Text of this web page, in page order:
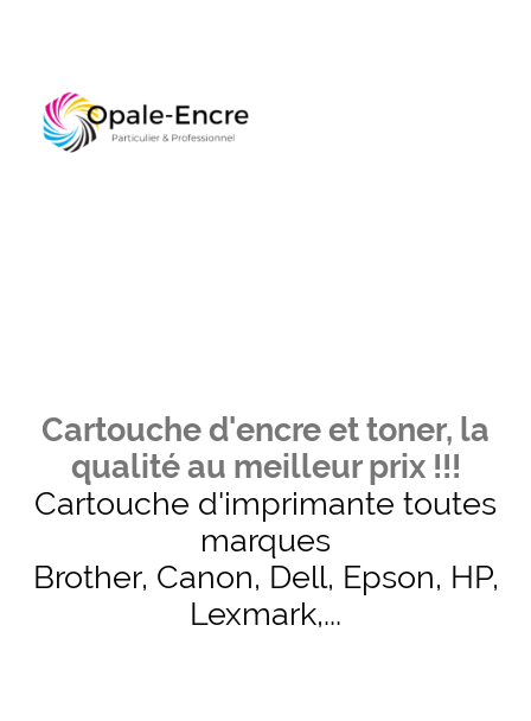
Cartouche d'encre et toner, la
qualité au meilleur prix !!!
Cartouche d'imprimante toutes
marques
Brother, Canon, Dell, Epson, HP,
Lexmark,...